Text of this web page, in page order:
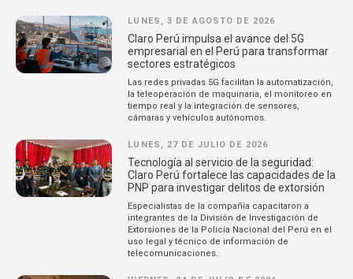
LUNES, 3 DE AGOSTO DE 2026
Claro Perú impulsa el avance del 5G
empresarial en el Perú para transformar
sectores estratégicos
Las redes privadas 5G facilitan la automatización,
la teleoperación de maquinaria, el monitoreo en
tiempo real y la integración de sensores,
cámaras y vehículos autónomos.
LUNES, 27 DE JULIO DE 2026
Tecnología al servicio de la seguridad:
Claro Perú fortalece las capacidades de la
PNP para investigar delitos de extorsión
Especialistas de la compañía capacitaron a
integrantes de la División de Investigación de
Extorsiones de la Policía Nacional del Perú en el
uso legal y técnico de información de
telecomunicaciones.